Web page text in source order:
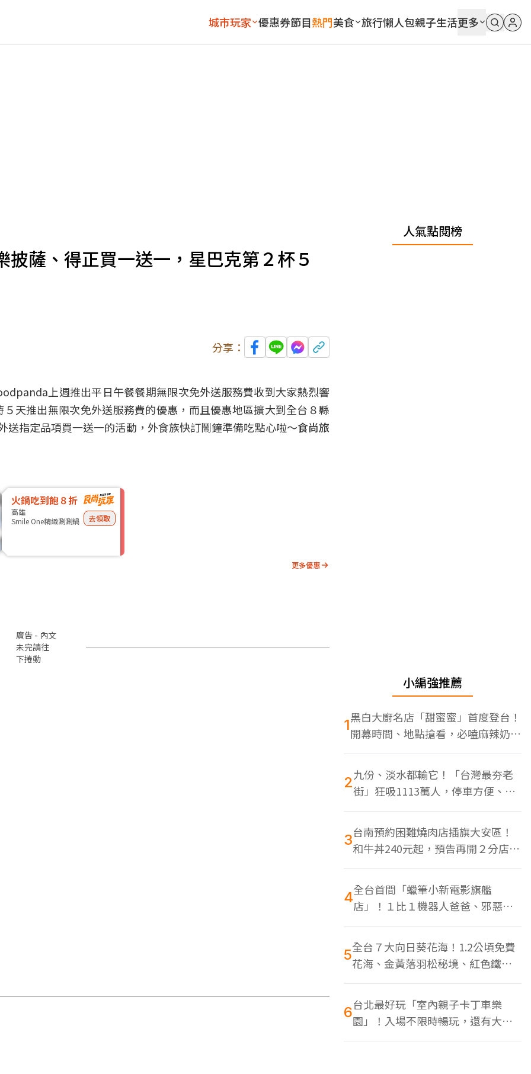
城市玩家 優惠券節目熱門美食 旅行懶人包親子生活更多
薩、得正買一送一，星巴克第２杯５
分享：
上週推出平日午餐餐期無限次免外送服務費收到大家熱烈響
天推出無限次免外送服務費的優惠，而且優惠地區擴大到全台８縣
指定品項買一送一的活動，外食族快訂鬧鐘準備吃點心啦～食尚旅
火鍋吃到飽８折
高雄
Smile One精緻涮涮鍋
去領取
更多優惠
廣告 - 內文
未完請往
下捲動
人氣點閱榜
小編強推薦
1黑白大廚名店「甜蜜蜜」首度登台！
開幕時間、地點搶看，必嗑麻辣奶油
蝦
2九份、淡水都輸它！「台灣最夯老
街」狂吸1113萬人，停車方便、特
色美食多
3台南預約困難燒肉店插旗大安區！
和牛丼240元起，預告再開２分店、
地點曝光
4全台首間「蠟筆小新電影旗艦
店」！１比１機器人爸爸、邪惡正
男，百款周邊買翻
5全台７大向日葵花海！1.2公頃免費
花海、金黃落羽松秘境、紅色鐵橋
同框
6台北最好玩「室內親子卡丁車樂
園」！入場不限時暢玩，還有大螢
幕Switch遊戲區